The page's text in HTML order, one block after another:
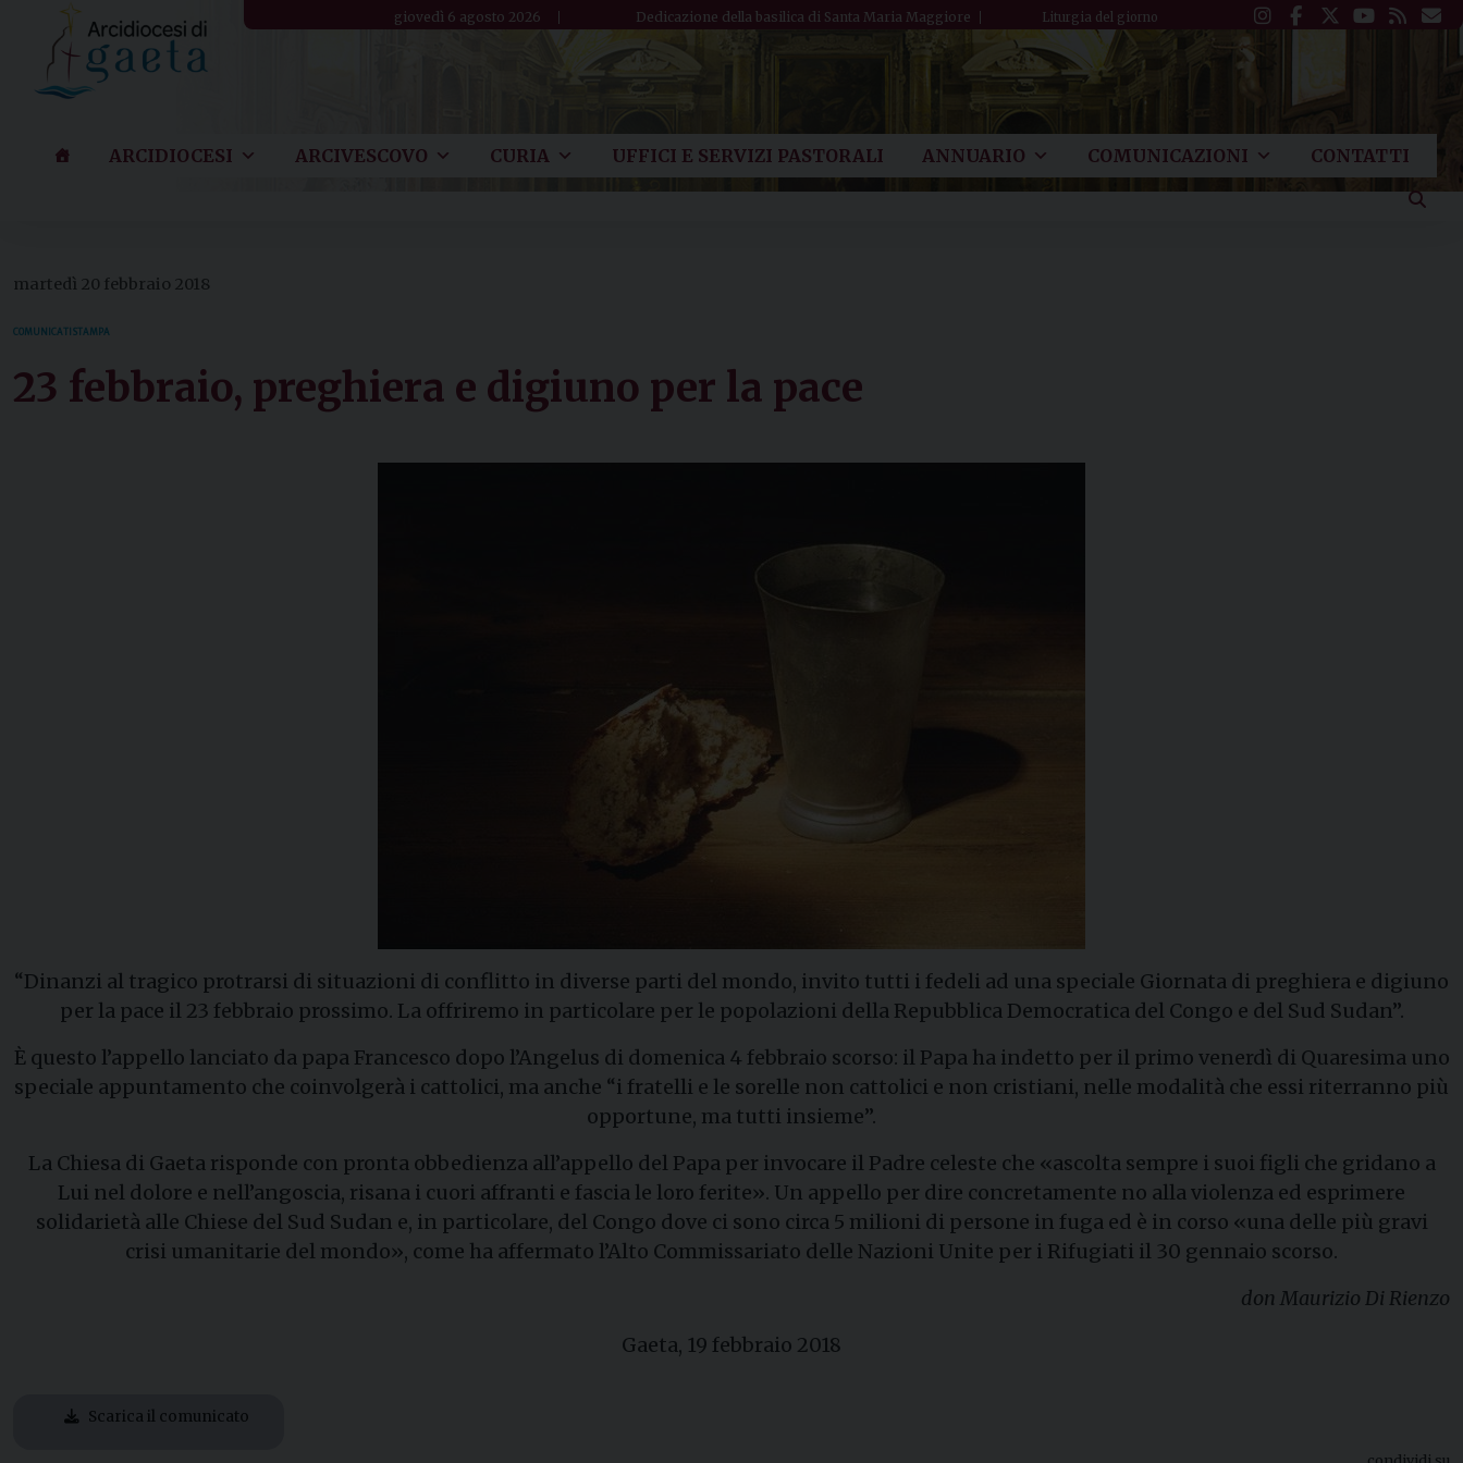
content
giovedì 6 agosto 2026 Dedicazione della basilica di Santa Maria Maggiore Liturgia del giorno
ARCIDIOCESI ARCIVESCOVO CURIA UFFICI E SERVIZI PASTORALI ANNUARIO COMUNICAZIONI CONTATTI
martedì 20 febbraio 2018
COMUNICATI STAMPA
23 febbraio, preghiera e digiuno per la pace
“Dinanzi al tragico protrarsi di situazioni di conflitto in diverse parti del mondo, invito tutti i fedeli ad una speciale Giornata di preghiera e digiuno
per la pace il 23 febbraio prossimo. La offriremo in particolare per le popolazioni della Repubblica Democratica del Congo e del Sud Sudan”.
È questo l’appello lanciato da papa Francesco dopo l’Angelus di domenica 4 febbraio scorso: il Papa ha indetto per il primo venerdì di Quaresima uno
speciale appuntamento che coinvolgerà i cattolici, ma anche “i fratelli e le sorelle non cattolici e non cristiani, nelle modalità che essi riterranno più
opportune, ma tutti insieme”.
La Chiesa di Gaeta risponde con pronta obbedienza all’appello del Papa per invocare il Padre celeste che «ascolta sempre i suoi figli che gridano a
Lui nel dolore e nell’angoscia, risana i cuori affranti e fascia le loro ferite». Un appello per dire concretamente no alla violenza ed esprimere
solidarietà alle Chiese del Sud Sudan e, in particolare, del Congo dove ci sono circa 5 milioni di persone in fuga ed è in corso «una delle più gravi
crisi umanitarie del mondo», come ha affermato l’Alto Commissariato delle Nazioni Unite per i Rifugiati il 30 gennaio scorso.
don Maurizio Di Rienzo
Gaeta, 19 febbraio 2018
Scarica il comunicato